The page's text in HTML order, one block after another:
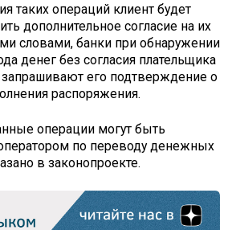
таких операций клиент будет
дополнительное согласие на их
словами, банки при обнаружении
денег без согласия плательщика
его подтверждение о
распоряжения.
операции могут быть
по переводу денежных
в законопроекте.